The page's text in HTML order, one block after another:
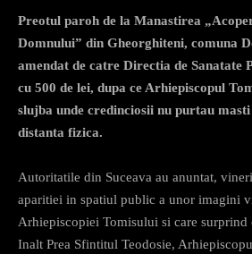
Preotul paroh de la Manastirea
Domnului” din Gheorghiteni, comuna
amendat de catre Directia de Sanatate
cu 500 de lei, dupa ce Arhiepiscopul
slujba unde credinciosii nu purtau
distanta fizica.
Autoritatile din Suceava au anuntat,
aparitiei in spatiul public a unor imagini
Arhiepiscopiei Tomisului si care surprind
Inalt Prea Sfintitul Teodosie,